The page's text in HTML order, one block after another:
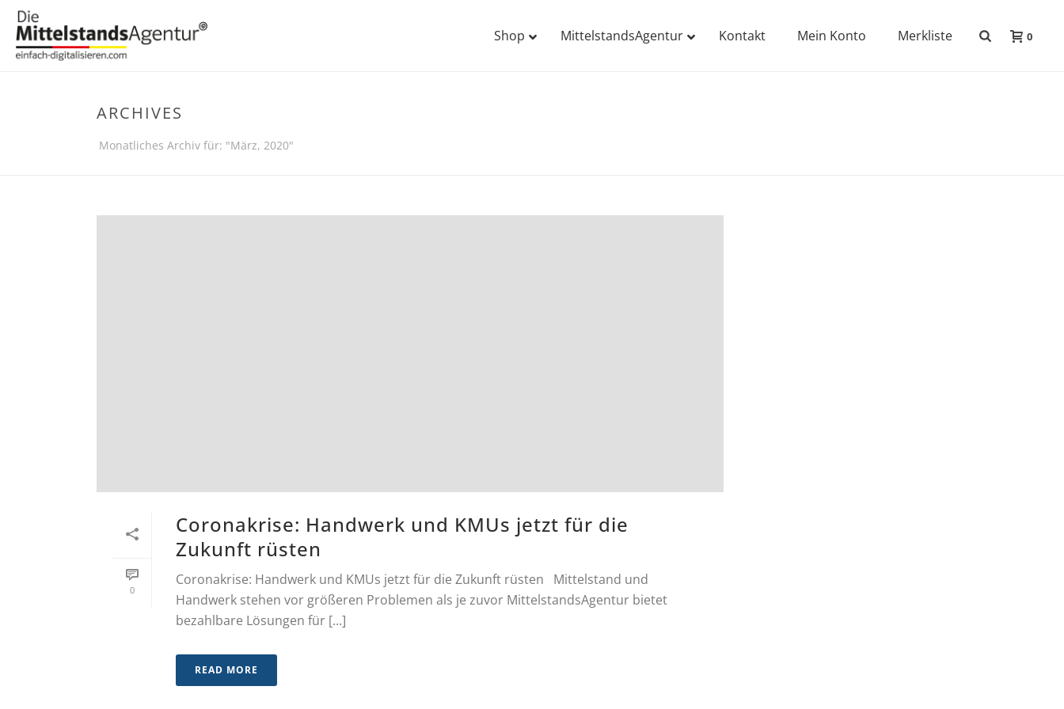
Shop MittelstandsAgentur Kontakt Mein Konto Merkliste 0
ARCHIVES
Monatliches Archiv für: "März, 2020"
0
Coronakrise: Handwerk und KMUs jetzt für die
Zukunft rüsten
Coronakrise: Handwerk und KMUs jetzt für die Zukunft rüsten Mittelstand und
Handwerk stehen vor größeren Problemen als je zuvor MittelstandsAgentur bietet
bezahlbare Lösungen für [...]
READ MORE